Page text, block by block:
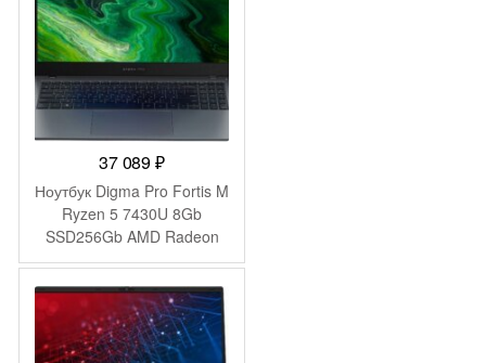
37 089₽
Ноутбук Digma Pro Fortis M
Ryzen 5 7430U 8Gb
SSD256Gb AMD Radeon
Graphics 15.6″ IPS FHD
(1920×1080) Windows 11
Pro grey WiFi BT Cam
4250mAh (DN15R5-
8CXW04)